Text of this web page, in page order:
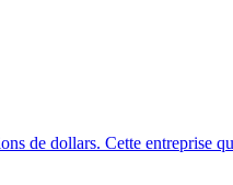
de dollars. Cette entreprise